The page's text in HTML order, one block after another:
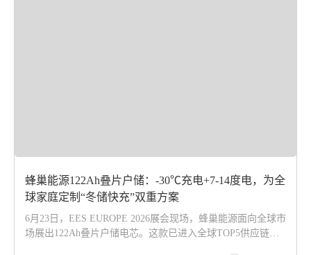
蜂巢能源122Ah叠片户储：-30℃充电+7-14度电，为全
球家庭定制“冬储快充”双重方案
6月23日，EES EUROPE 2026展会现场，蜂巢能源面向全球市
场展出122Ah叠片户储电芯。这款已进入全球TOP5供应链、